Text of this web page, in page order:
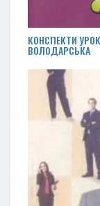
КОНСПЕКТИ
ВОЛОДАРСЬКА